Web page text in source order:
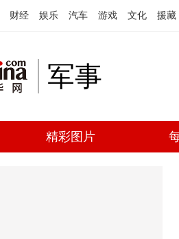
财经 娱乐 汽车 游戏 文化 援藏
军事
精彩图片